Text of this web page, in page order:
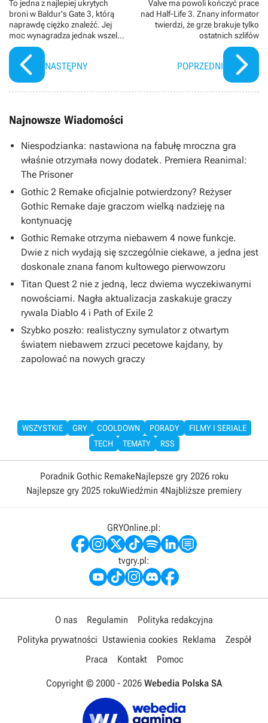
To jedna z najlepiej ukrytych
broni w Baldur's Gate 3, którą
naprawdę ciężko znaleźć. Jej
moc wynagradza jednak wszelkie
trudy
NASTĘPNY
Valve ma powoli kończyć prace
nad Half-Life 3. Znany informator
twierdzi, że grze brakuje tylko
ostatnich szlifów
POPRZEDNI
Najnowsze Wiadomości
Niespodzianka: nastawiona na fabułę mroczna gra
właśnie otrzymała nowy dodatek. Premiera Reanimal:
The Prisoner
Gothic 2 Remake oficjalnie potwierdzony? Reżyser
Gothic Remake daje graczom wielką nadzieję na
kontynuację
Gothic Remake otrzyma niebawem 4 nowe funkcje.
Dwie z nich wydają się szczególnie ciekawe, a jedna jest
doskonale znana fanom kultowego pierwowzoru
Titan Quest 2 nie z jedną, lecz dwiema wyczekiwanymi
nowościami. Nagła aktualizacja zaskakuje graczy
rywala Diablo 4 i Path of Exile 2
Szybko poszło: realistyczny symulator z otwartym
światem niebawem zrzuci pecetowe kajdany, by
zapolować na nowych graczy
WSZYSTKIE GRY COOLDOWN PORADY
FILMY I SERIALE
TECH
TEMATY RSS
Poradnik Gothic RemakeNajlepsze gry 2026 roku
Najlepsze gry 2025 rokuWiedźmin 4Najbliższe premiery
GRYOnline.pl:
tvgry.pl:
O nas Regulamin
Polityka redakcyjna
Polityka prywatności Ustawienia cookies Reklama
Zespół
Praca
Kontakt Pomoc
Copyright © 2000 - 2026 Webedia Polska SA